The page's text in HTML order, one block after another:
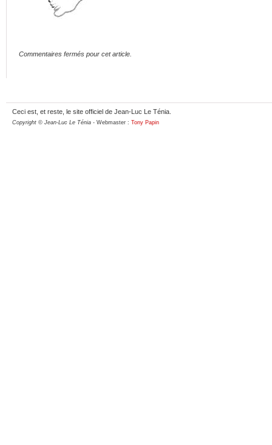
Commentaires fermés pour cet article.
Ceci est, et reste, le site officiel de Jean-Luc Le Ténia.
Copyright © Jean-Luc Le Ténia - Webmaster : Tony Papin